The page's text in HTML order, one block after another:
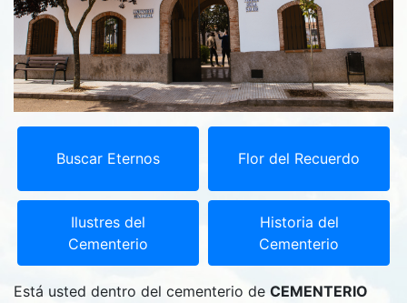
Buscar Eternos Flor del Recuerdo
Ilustres del
Cementerio
Historia del
Cementerio
Está usted dentro del cementerio de CEMENTERIO